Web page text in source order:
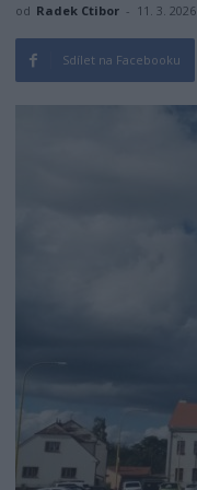
od Radek Ctibor - 11. 3. 2026
Sdílet na Facebooku